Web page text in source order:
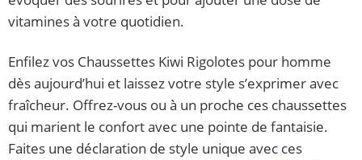
vitamines à votre quotidien.
Enfilez vos Chaussettes Kiwi Rigolotes pour homme
dès aujourd’hui et laissez votre style s’exprimer avec
fraîcheur. Offrez-vous ou à un proche ces chaussettes
qui marient le confort avec une pointe de fantaisie.
Faites une déclaration de style unique avec ces